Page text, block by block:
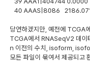
40 AAAS|8086
당연하겠지만, 예전에 TCGA
TCGA에서 RNASeqV2 데
n 이전의 수치, isoform,
모든 파일이 묶여서 제공되고